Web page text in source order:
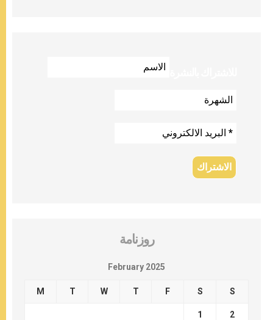
روزنامة
February 2025
M T W T F S S
1 2